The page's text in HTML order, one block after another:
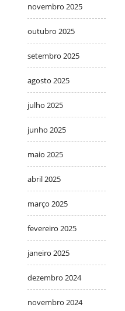
novembro 2025
outubro 2025
setembro 2025
agosto 2025
julho 2025
junho 2025
maio 2025
abril 2025
março 2025
fevereiro 2025
janeiro 2025
dezembro 2024
novembro 2024